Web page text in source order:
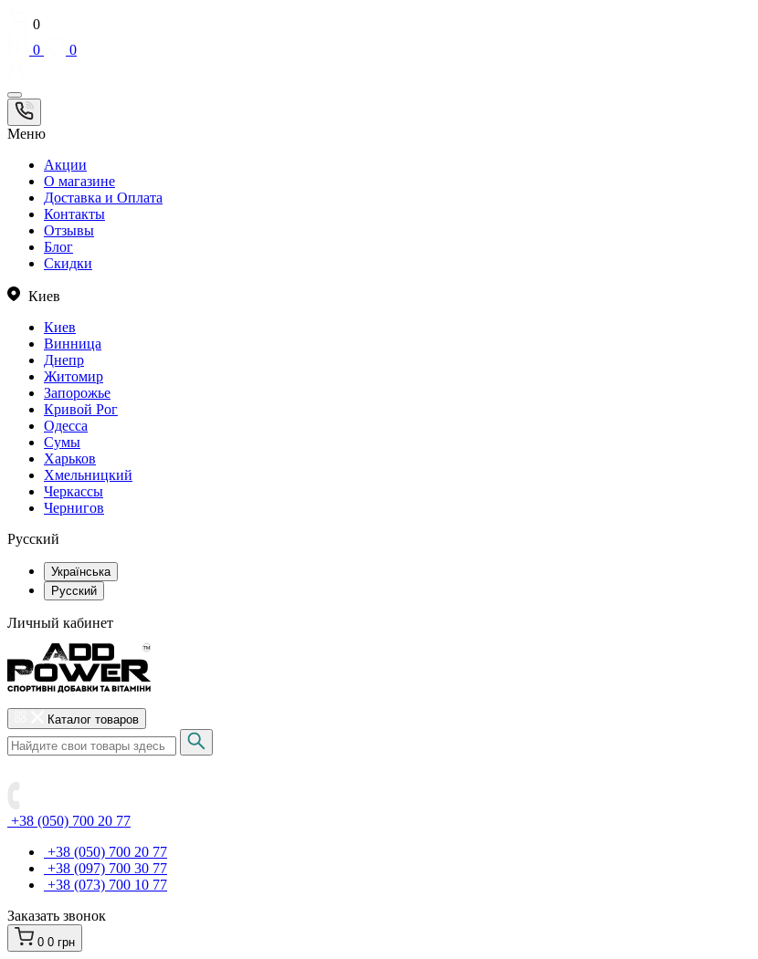
0
0
0
Меню
Акции
О магазине
Доставка и Оплата
Контакты
Отзывы
Блог
Скидки
Киев
Киев
Винница
Днепр
Житомир
Запорожье
Кривой Рог
Одесса
Сумы
Харьков
Хмельницкий
Черкассы
Чернигов
Русский
Українська
Русский
Личный кабинет
Каталог товаров
+38 (050) 700 20 77
+38 (050) 700 20 77
+38 (097) 700 30 77
+38 (073) 700 10 77
Заказать звонок
0 0 грн